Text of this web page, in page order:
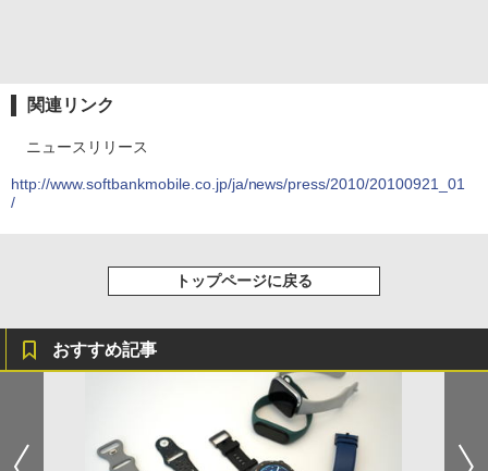
関連リンク
ニュースリリース
http://www.softbankmobile.co.jp/ja/news/press/2010/20100921_01
/
トップページに戻る
おすすめ記事